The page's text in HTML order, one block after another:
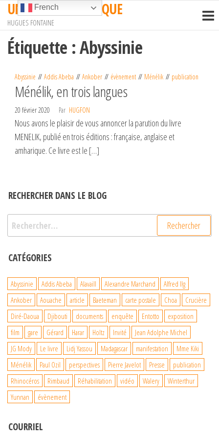
Passer
contenu
UN TRAIN EN AFRIQUE
HUGUES FONTAINE
Étiquette :Abyssinie
Abyssinie Addis Abeba Ankober évènement Ménélik publication
Ménélik, en trois langues
20 février 2020 Par HUGFON
Nous avons le plaisir de vous annoncer la parution du livre
MENELIK, publié en trois éditions : française, anglaise et
amharique. Ce livre est le […]
RECHERCHER DANS LE BLOG
Rechercher :
CATÉGORIES
Abyssinie Addis Abeba Alavaill Alexandre Marchand
Alfred Ilg
Ankober
Aouache article Baeteman carte postale Choa
Crucière
Diré-Daoua
Djibouti documents enquête Entotto
exposition
film
gare Gérard Harar Holtz Invité
Jean Adolphe Michel
JG Mody
Le livre Lidj Yassou Madagascar manifestation
Mme Kiki
Ménélik
Paul Ozil perspectives Pierre Javelot Presse
publication
Rhinocéros
Rimbaud Réhabilitation vidéo Walery
Winterthur
Yunnan
évènement
COURRIEL
French